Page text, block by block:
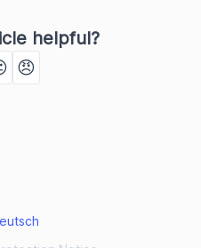
helpful?
😠